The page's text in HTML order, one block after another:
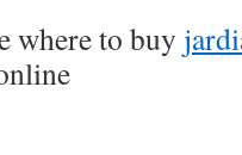
where to buy